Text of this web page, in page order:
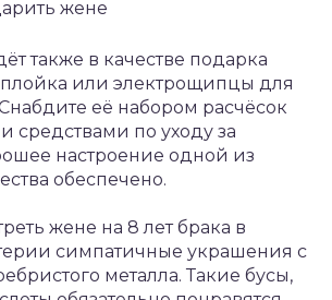
также в качестве подарка
плойка или электрощипцы для
её набором расчёсок
средствами по уходу за
настроение одной из
обеспечено.
жене на 8 лет брака в
симпатичные украшения с
металла. Такие бусы,